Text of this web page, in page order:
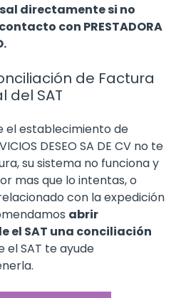
directamente si no
con PRESTADORA
de Factura
del SAT
el establecimiento de
DESEO SA DE CV no te
su sistema no funciona y
mas que lo intentas, o
con la expedición
abrir
el SAT una conciliación
el SAT te ayude